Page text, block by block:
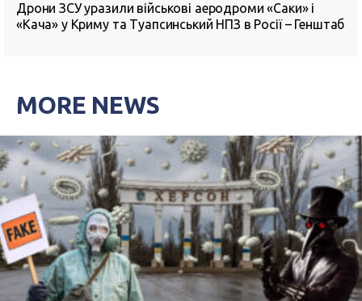
Дрони ЗСУ уразили військові аеродроми «Саки» і
«Кача» у Криму та Туапсинський НПЗ в Росії – Генштаб
MORE NEWS